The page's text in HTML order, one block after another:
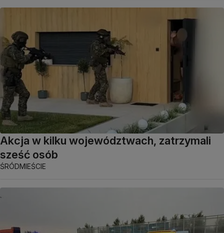
Akcja w kilku województwach, zatrzymali
sześć osób
ŚRÓDMIEŚCIE